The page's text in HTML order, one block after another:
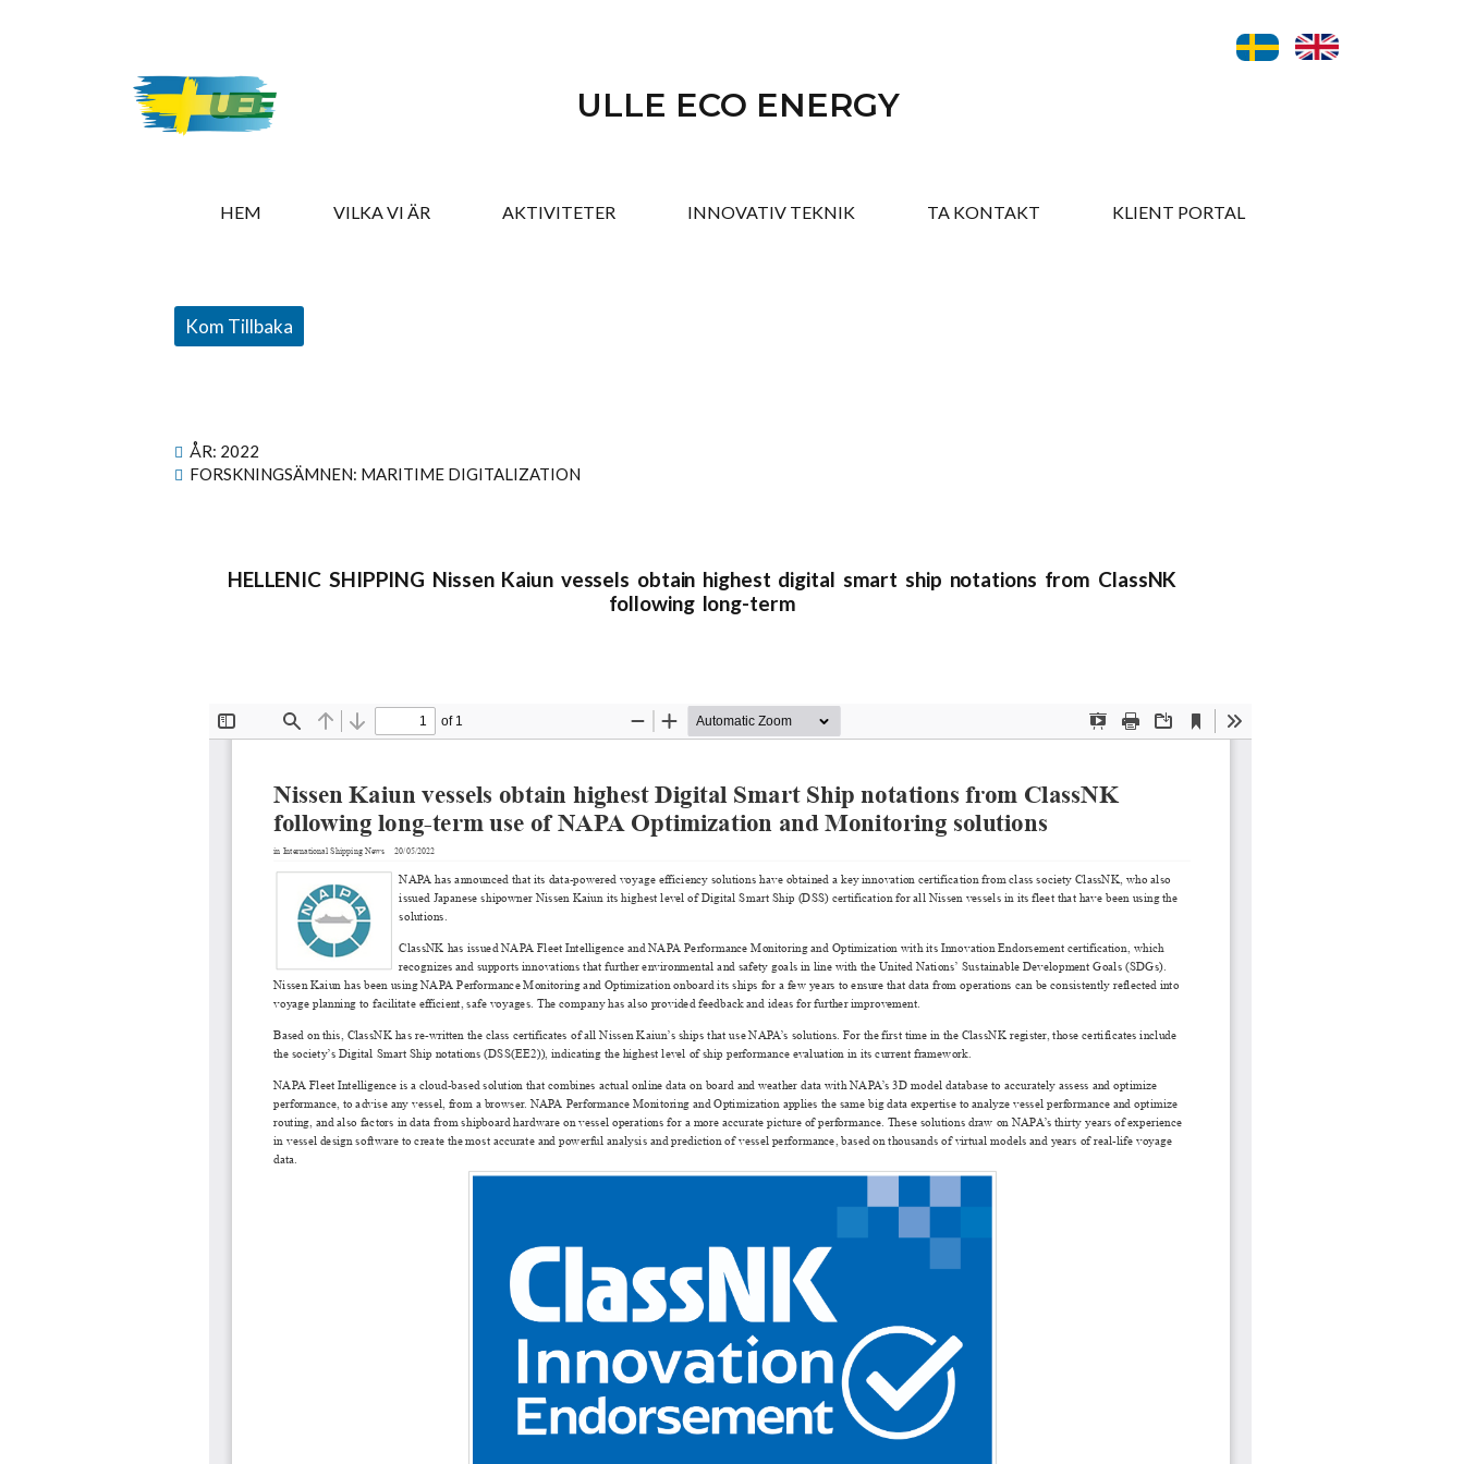
ULLE ECO ENERGY
HEM VILKA VI ÄR AKTIVITETER INNOVATIV TEKNIK TA KONTAKT​ KLIENT PORTAL
Kom Tillbaka
ÅR: 2022
FORSKNINGSÄMNEN: MARITIME DIGITALIZATION
HELLENIC SHIPPING Nissen Kaiun vessels obtain highest digital smart ship notations from ClassNK
following long-term